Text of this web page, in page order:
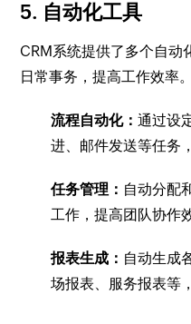
5. 自动化工具
CRM系统提供了多个自动
日常事务，提高工作效率。
流程自动化：通过设
进、邮件发送等任务
任务管理： 自动分配
工作，提高团队协作
报表生成： 自动生成
场报表、服务报表等